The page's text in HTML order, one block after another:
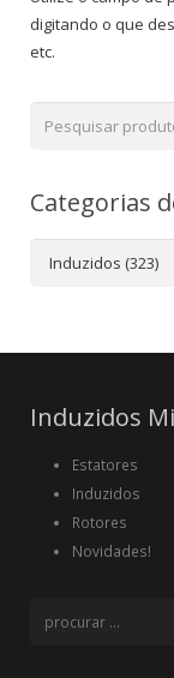
digitando o que
etc.
Categorias
Induzidos
Estatores
Induzidos
Rotores
Novidades!